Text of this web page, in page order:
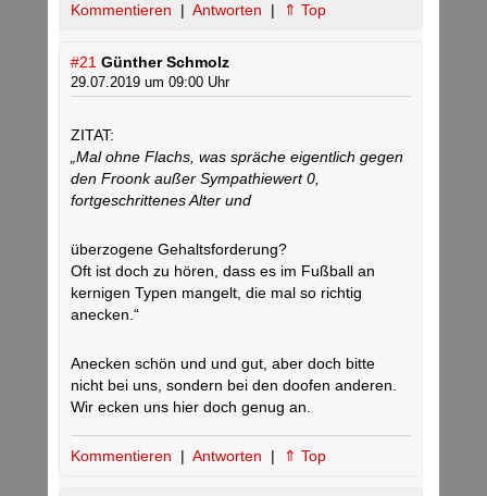
Kommentieren | Antworten | ⇑ Top
#21 Günther Schmolz
29.07.2019 um 09:00 Uhr
ZITAT:
„Mal ohne Flachs, was spräche eigentlich gegen
den Froonk außer Sympathiewert 0,
fortgeschrittenes Alter und
überzogene Gehaltsforderung?
Oft ist doch zu hören, dass es im Fußball an
kernigen Typen mangelt, die mal so richtig
anecken.“
Anecken schön und und gut, aber doch bitte
nicht bei uns, sondern bei den doofen anderen.
Wir ecken uns hier doch genug an.
Kommentieren | Antworten | ⇑ Top